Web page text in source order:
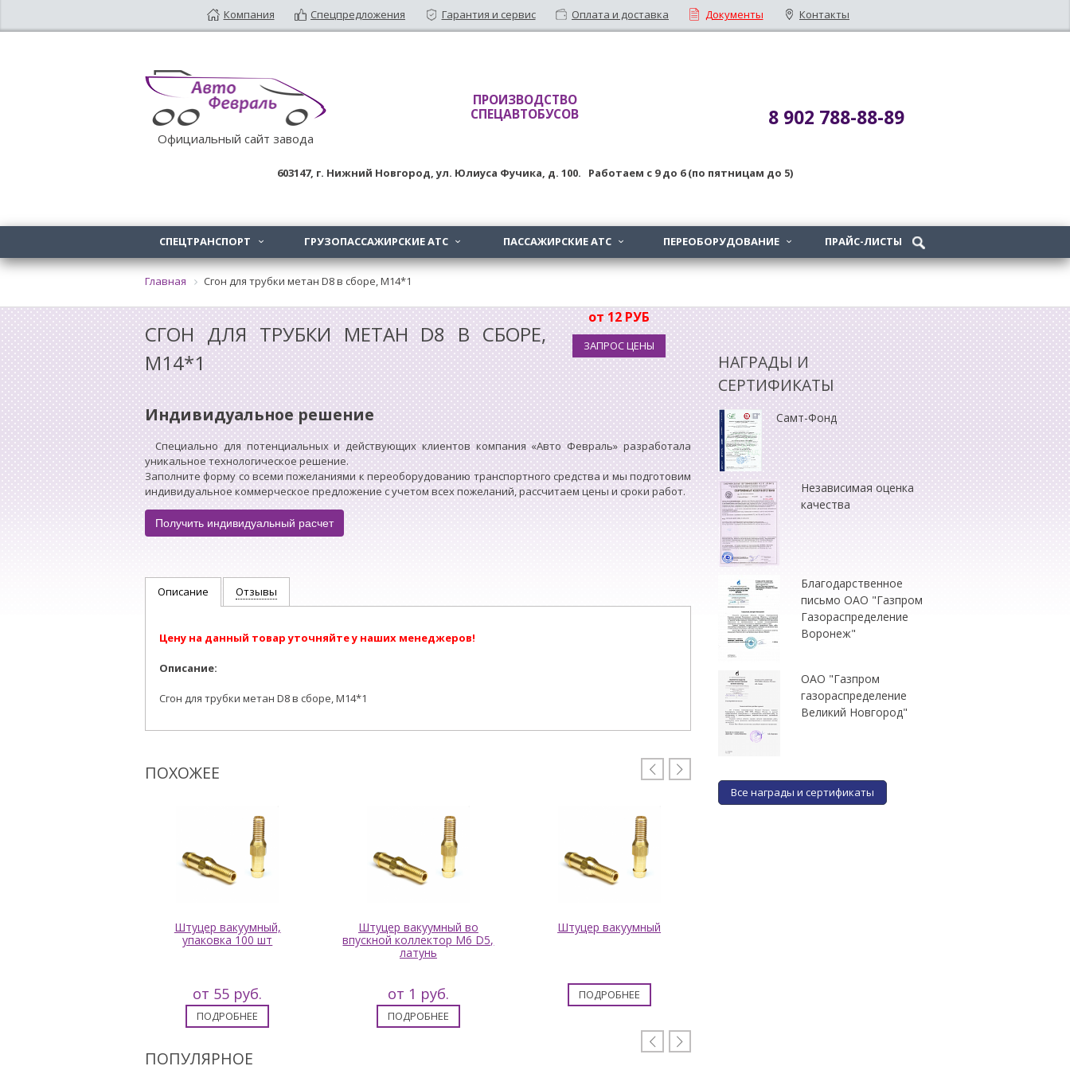
Компания Спецпредложения Гарантия и сервис Оплата и доставка Документы Контакты
Официальный сайт завода
ПРОИЗВОДСТВО
СПЕЦАВТОБУСОВ
8 902 788-88-89
603147, г. Нижний Новгород,ул. Юлиуса Фучика, д. 100. Работаем с 9до 6 (по пятницам до 5)
СПЕЦТРАНСПОРТ  ГРУЗОПАССАЖИРСКИЕ АТС  ПАССАЖИРСКИЕ АТС  ПЕРЕОБОРУДОВАНИЕ  ПРАЙС-ЛИСТЫ
Главная Сгон для трубки метан D8 в сборе, M14*1
НАГРАДЫ И
СЕРТИФИКАТЫ
Самт-Фонд
Независимая оценка
качества
Благодарственное
письмо ОАО "Газпром
Газораспределение
Воронеж"
ОАО "Газпром
газораспределение
Великий Новгород"
Все награды и сертификаты
СГОН ДЛЯ ТРУБКИ МЕТАН D8 В СБОРЕ,
M14*1
от 12 РУБ
ЗАПРОС ЦЕНЫ
Индивидуальное решение
Специально для потенциальных и действующих клиентов компания «Авто Февраль» разработала
уникальное технологическое решение.
Заполните форму со всеми пожеланиями к переоборудованию транспортного средства и мы подготовим
индивидуальное коммерческое предложение с учетом всех пожеланий, рассчитаем цены и сроки работ.
Получить индивидуальный расчет
Описание Отзывы
Цену на данный товар уточняйте у наших менеджеров!
Описание:
Сгон для трубки метан D8 в сборе, M14*1
 
ПОХОЖЕЕ
Штуцер вакуумный,
упаковка 100 шт
от 55 руб.
ПОДРОБНЕЕ
Штуцер вакуумный во
впускной коллектор M6 D5,
латунь
от 1 руб.
ПОДРОБНЕЕ
Штуцер вакуумный
ПОДРОБНЕЕ
 
ПОПУЛЯРНОЕ